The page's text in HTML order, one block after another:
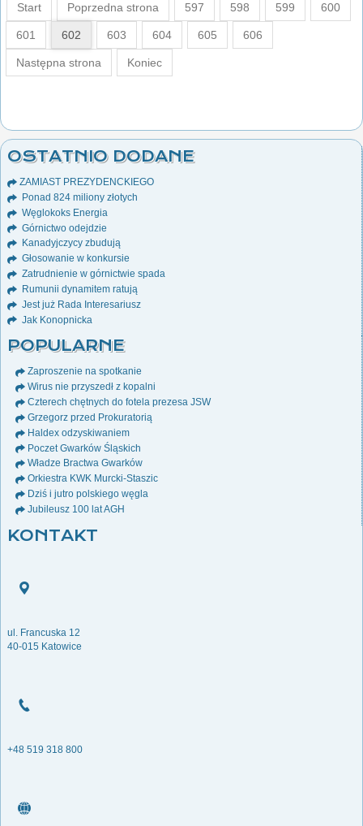
Start Poprzedna strona 597 598 599 600
601 602 603 604 605 606
Następna strona Koniec
OSTATNIO DODANE
ZAMIAST PREZYDENCKIEGO
Ponad 824 miliony złotych
Węglokoks Energia
Górnictwo odejdzie
Kanadyjczycy zbudują
Głosowanie w konkursie
Zatrudnienie w górnictwie spada
Rumunii dynamitem ratują
Jest już Rada Interesariusz
Jak Konopnicka
POPULARNE
Zaproszenie na spotkanie
Wirus nie przyszedł z kopalni
Czterech chętnych do fotela prezesa JSW
Grzegorz przed Prokuratorią
Haldex odzyskiwaniem
Poczet Gwarków Śląskich
Władze Bractwa Gwarków
Orkiestra KWK Murcki-Staszic
Dziś i jutro polskiego węgla
Jubileusz 100 lat AGH
KONTAKT
ul. Francuska 12
40-015 Katowice
+48 519 318 800